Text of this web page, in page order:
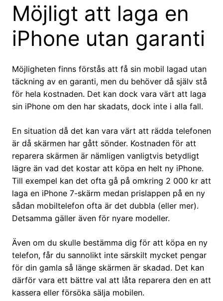
Möjligt att laga en
iPhone utan garanti
Möjligheten finns förstås att få sin mobil lagad utan
täckning av en garanti, men du behöver då själv stå
för hela kostnaden. Det kan dock vara värt att laga
sin iPhone om den har skadats, dock inte i alla fall.
En situation då det kan vara värt att rädda telefonen
är då skärmen har gått sönder. Kostnaden för att
reparera skärmen är nämligen vanligtvis betydligt
lägre än vad det kostar att köpa en helt ny iPhone.
Till exempel kan det ofta gå på omkring 2 000 kr att
laga en iPhone 7-skärm medan prislappen på en ny
sådan mobiltelefon ofta är det dubbla (eller mer).
Detsamma gäller även för nyare modeller.
Även om du skulle bestämma dig för att köpa en ny
telefon, får du sannolikt inte särskilt mycket pengar
för din gamla så länge skärmen är skadad. Det kan
därför vara ett bättre val att låta reparera den en att
kassera eller försöka sälja mobilen.